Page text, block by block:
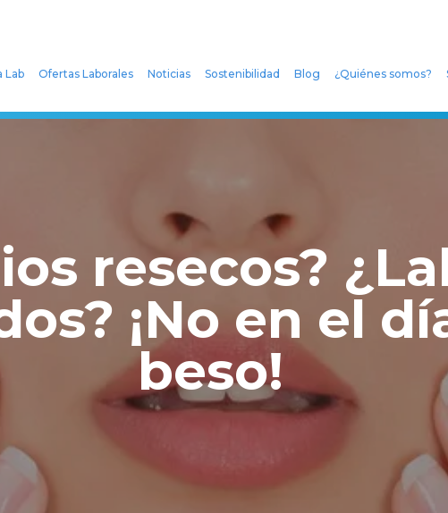
Lab Ofertas Laborales Noticias Sostenibilidad Blog ¿Quiénes somos?
resecos?
¡No en el
beso!